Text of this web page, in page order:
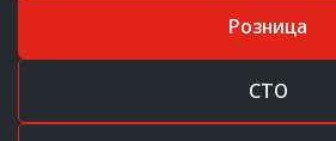
Розница
СТО